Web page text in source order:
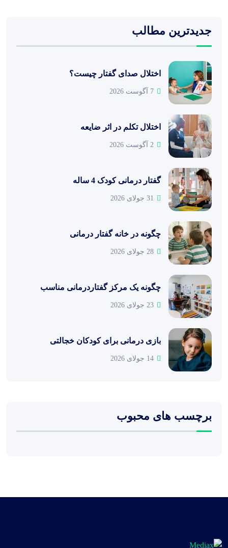
جدیدترین مطالب
اختلال صدای گفتار چیست؟
7 آگوست 2026
اختلال تکلم در اثر ضایعه
2 آگوست 2026
گفتار درمانی کودک 4 ساله
31 جولای 2026
چگونه در خانه گفتار درمانی
28 جولای 2026
چگونه یک مرکز گفتاردرمانی مناسب
23 جولای 2026
بازی درمانی برای کودکان خجالتی
14 جولای 2026
برچسب های محبوب